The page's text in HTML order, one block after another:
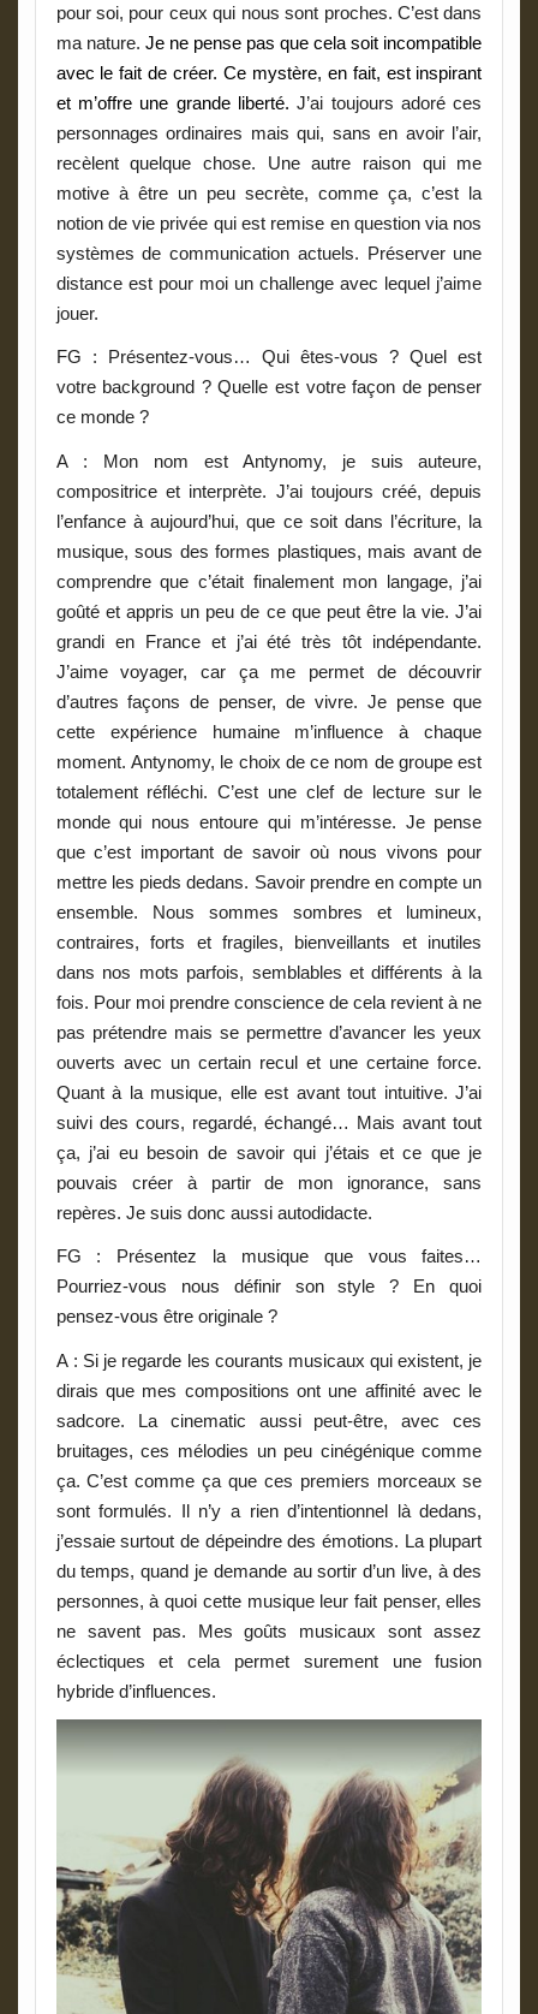
pour soi, pour ceux qui nous sont proches. C’est dans
ma nature. Je ne pense pas que cela soit incompatible
avec le fait de créer. Ce mystère, en fait, est inspirant
et m’offre une grande liberté. J’ai toujours adoré ces
personnages ordinaires mais qui, sans en avoir l’air,
recèlent quelque chose. Une autre raison qui me
motive à être un peu secrète, comme ça, c’est la
notion de vie privée qui est remise en question via nos
systèmes de communication actuels. Préserver une
distance est pour moi un challenge avec lequel j’aime
jouer.
FG : Présentez-vous… Qui êtes-vous ? Quel est
votre background ? Quelle est votre façon de penser
ce monde ?
A: Mon nom est Antynomy, je suis auteure,
compositrice et interprète. J’ai toujours créé, depuis
l’enfance à aujourd’hui, que ce soit dans l’écriture, la
musique, sous des formes plastiques, mais avant de
comprendre que c’était finalement mon langage, j’ai
goûté et appris un peu de ce que peut être la vie. J’ai
grandi en France et j’ai été très tôt indépendante.
J’aime voyager, car ça me permet de découvrir
d’autres façons de penser, de vivre. Je pense que
cette expérience humaine m’influence à chaque
moment. Antynomy, le choix de ce nom de groupe est
totalement réfléchi. C’est une clef de lecture sur le
monde qui nous entoure qui m’intéresse. Je pense
que c’est important de savoir où nous vivons pour
mettre les pieds dedans. Savoir prendre en compte un
ensemble. Nous sommes sombres et lumineux,
contraires, forts et fragiles, bienveillants et inutiles
dans nos mots parfois, semblables et différents à la
fois. Pour moi prendre conscience de cela revient à ne
pas prétendre mais se permettre d’avancer les yeux
ouverts avec un certain recul et une certaine force.
Quant à la musique, elle est avant tout intuitive. J’ai
suivi des cours, regardé, échangé… Mais avant tout
ça, j’ai eu besoin de savoir qui j’étais et ce que je
pouvais créer à partir de mon ignorance, sans
repères. Je suis donc aussi autodidacte.
FG : Présentez la musique que vous faites…
Pourriez-vous nous définir son style ? En quoi
pensez-vous être originale ?
A : Si je regarde les courants musicaux qui existent, je
dirais que mes compositions ont une affinité avec le
sadcore. La cinematic aussi peut-être, avec ces
bruitages, ces mélodies un peu cinégénique comme
ça. C’est comme ça que ces premiers morceaux se
sont formulés. Il n’y a rien d’intentionnel là dedans,
j’essaie surtout de dépeindre des émotions. La plupart
du temps, quand je demande au sortir d’un live, à des
personnes, à quoi cette musique leur fait penser, elles
ne savent pas. Mes goûts musicaux sont assez
éclectiques et cela permet surement une fusion
hybride d’influences.